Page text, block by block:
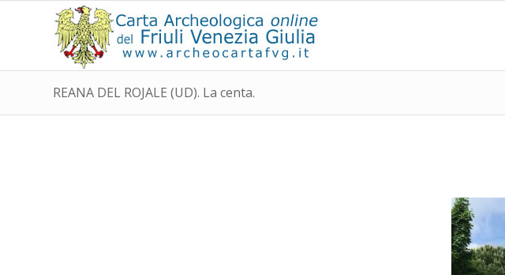
REANA DEL ROJALE (UD). La centa.